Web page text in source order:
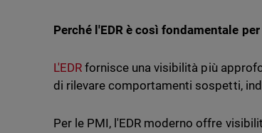
Perché l'EDR è così fondamentale
L'EDR fornisce una visibilità più
di rilevare comportamenti sospetti,
Per le PMI, l'EDR moderno offre